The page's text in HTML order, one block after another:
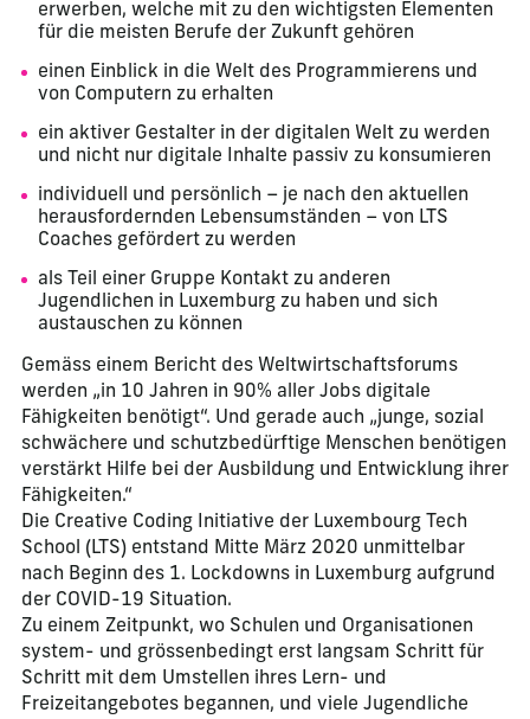
erwerben, welche mit zu den wichtigsten Elementen
für die meisten Berufe der Zukunft gehören
einen Einblick in die Welt des Programmierens und
von Computern zu erhalten
ein aktiver Gestalter in der digitalen Welt zu werden
und nicht nur digitale Inhalte passiv zu konsumieren
individuell und persönlich – je nach den aktuellen
herausfordernden Lebensumständen – von LTS
Coaches gefördert zu werden
als Teil einer Gruppe Kontakt zu anderen
Jugendlichen in Luxemburg zu haben und sich
austauschen zu können
Gemäss einem Bericht des Weltwirtschaftsforums
werden „in 10 Jahren in 90% aller Jobs digitale
Fähigkeiten benötigt“. Und gerade auch „junge, sozial
schwächere und schutzbedürftige Menschen benötigen
verstärkt Hilfe bei der Ausbildung und Entwicklung ihrer
Fähigkeiten.“
Die Creative Coding Initiative der Luxembourg Tech
School (LTS) entstand Mitte März 2020 unmittelbar
nach Beginn des 1. Lockdowns in Luxemburg aufgrund
der COVID-19 Situation.
Zu einem Zeitpunkt, wo Schulen und Organisationen
system- und grössenbedingt erst langsam Schritt für
Schritt mit dem Umstellen ihres Lern- und
Freizeitangebotes begannen, und viele Jugendliche